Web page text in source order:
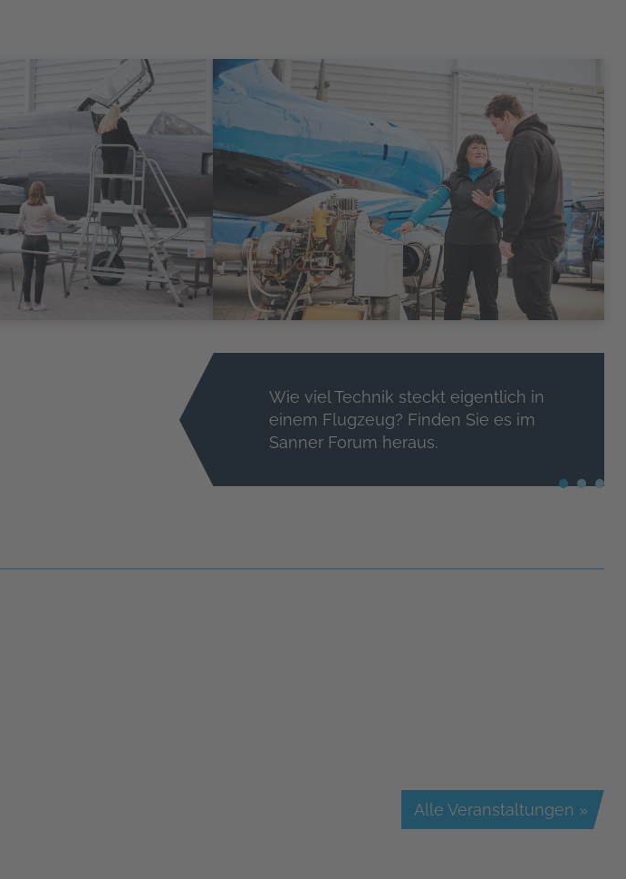
Wie viel Technik steckt eigentlich in
einem Flugzeug? Finden Sie es im
Sanner Forum heraus.
Alle Veranstaltungen »